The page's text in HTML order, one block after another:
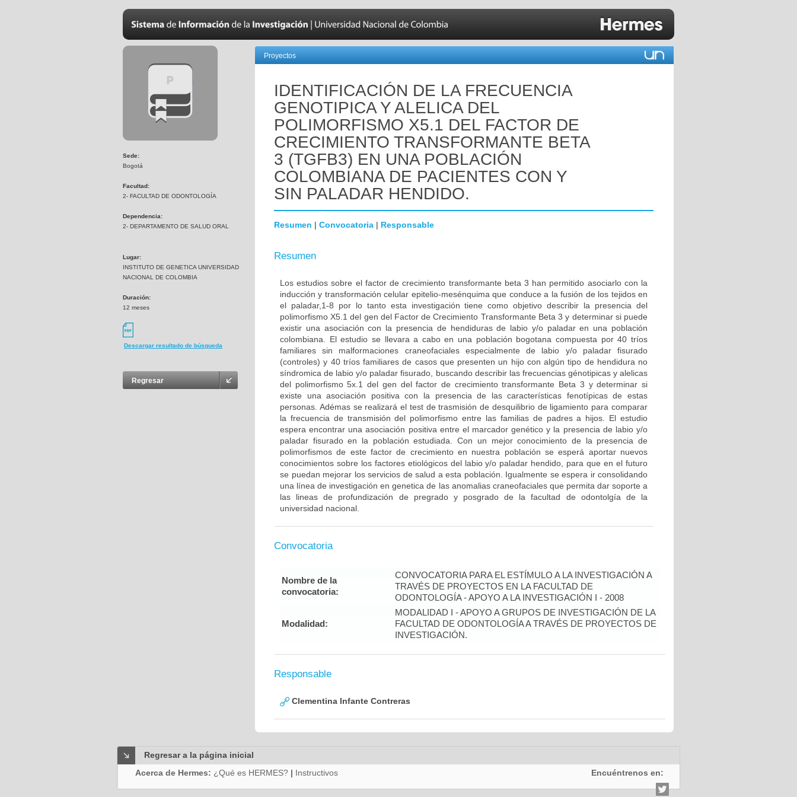
Sede:
Bogotá
Facultad:
2- FACULTAD DE ODONTOLOGÍA
Dependencia:
2- DEPARTAMENTO DE SALUD ORAL
Lugar:
INSTITUTO DE GENETICA UNIVERSIDAD
NACIONAL DE COLOMBIA
Duración:
12 meses
Descargar resultado de búsqueda
Regresar
Proyectos
IDENTIFICACIÓN DE LA FRECUENCIA
GENOTIPICA Y ALELICA DEL
POLIMORFISMO X5.1 DEL FACTOR DE
CRECIMIENTO TRANSFORMANTE BETA
3 (TGFB3) EN UNA POBLACIÓN
COLOMBIANA DE PACIENTES CON Y
SIN PALADAR HENDIDO.
Resumen | Convocatoria | Responsable
Resumen
Los estudios sobre el factor de crecimiento transformante beta 3 han permitido asociarlo con la
inducción y transformación celular epitelio-mesénquima que conduce a la fusión de los tejidos en
el paladar,1-8 por lo tanto esta investigación tiene como objetivo describir la presencia del
polimorfismo X5.1 del gen del Factor de Crecimiento Transformante Beta 3 y determinar si puede
existir una asociación con la presencia de hendiduras de labio y/o paladar en una población
colombiana. El estudio se llevara a cabo en una población bogotana compuesta por 40 tríos
familiares sin malformaciones craneofaciales especialmente de labio y/o paladar fisurado
(controles) y 40 tríos familiares de casos que presenten un hijo con algún tipo de hendidura no
síndromica de labio y/o paladar fisurado, buscando describir las frecuencias génotipicas y alelicas
del polimorfismo 5x.1 del gen del factor de crecimiento transformante Beta 3 y determinar si
existe una asociación positiva con la presencia de las características fenotípicas de estas
personas. Adémas se realizará el test de trasmisión de desquilibrio de ligamiento para comparar
la frecuencia de transmisión del polimorfismo entre las familias de padres a hijos. El estudio
espera encontrar una asociación positiva entre el marcador genético y la presencia de labio y/o
paladar fisurado en la población estudiada. Con un mejor conocimiento de la presencia de
polimorfismos de este factor de crecimiento en nuestra población se esperá aportar nuevos
conocimientos sobre los factores etiológicos del labio y/o paladar hendido, para que en el futuro
se puedan mejorar los servicios de salud a esta población. Igualmente se espera ir consolidando
una línea de investigación en genetica de las anomalias craneofaciales que permita dar soporte a
las lineas de profundización de pregrado y posgrado de la facultad de odontolgía de la
universidad nacional.
Convocatoria
Nombre de la
convocatoria:
CONVOCATORIA PARA EL ESTÍMULO A LA INVESTIGACIÓN A
TRAVÉS DE PROYECTOS EN LA FACULTAD DE
ODONTOLOGÍA - APOYO A LA INVESTIGACIÓN I - 2008
Modalidad:
MODALIDAD I - APOYO A GRUPOS DE INVESTIGACIÓN DE LA
FACULTAD DE ODONTOLOGÍA A TRAVÉS DE PROYECTOS DE
INVESTIGACIÓN.
Responsable
Clementina Infante Contreras
Regresar a la página inicial
Acerca de Hermes: ¿Qué es HERMES? | Instructivos Encuéntrenos en: